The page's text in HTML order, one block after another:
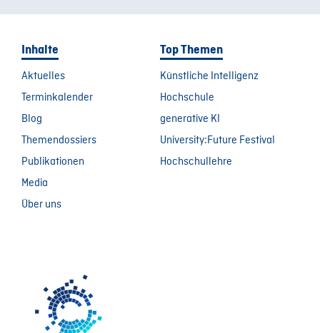
Inhalte
Aktuelles
Terminkalender
Blog
Themendossiers
Publikationen
Media
Über uns
Top Themen
Künstliche Intelligenz
Hochschule
generative KI
University:Future Festival
Hochschullehre